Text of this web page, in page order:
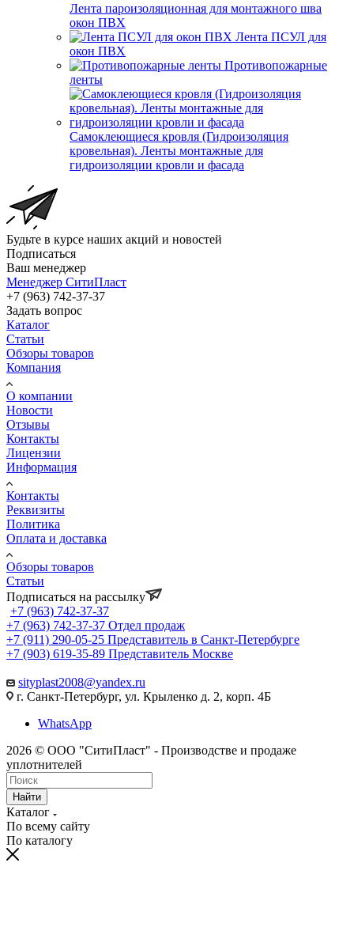
Лента пароизоляционная для монтажного шва
окон ПВХ
Лента ПСУЛ для
окон ПВХ
Противопожарные
ленты
Самоклеющиеся кровля (Гидроизоляция
кровельная). Ленты монтажные для
гидроизоляции кровли и фасада
Будьте в курсе наших акций и новостей
Подписаться
Ваш менеджер
Менеджер СитиПласт
+7 (963) 742-37-37
Задать вопрос
Каталог
Статьи
Обзоры товаров
Компания
О компании
Новости
Отзывы
Контакты
Лицензии
Информация
Контакты
Реквизиты
Политика
Оплата и доставка
Обзоры товаров
Статьи
Подписаться на рассылку
+7 (963) 742-37-37
+7 (963) 742-37-37 Отдел продаж
+7 (911) 290-05-25 Представитель в Санкт-Петербурге
+7 (903) 619-35-89 Представитель Москве
sityplast2008@yandex.ru
г. Санкт-Петербург, ул. Крыленко д. 2, корп. 4Б
WhatsApp
2026 © ООО "СитиПласт" - Производстве и продаже
уплотнителей
Найти
Каталог
По всему сайту
По каталогу